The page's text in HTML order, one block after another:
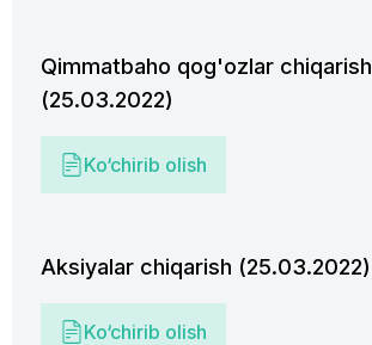
Qimmatbaho qog'ozlar chiqarish
(25.03.2022)
Ko‘chirib olish
Aksiyalar chiqarish (25.03.2022)
Ko‘chirib olish